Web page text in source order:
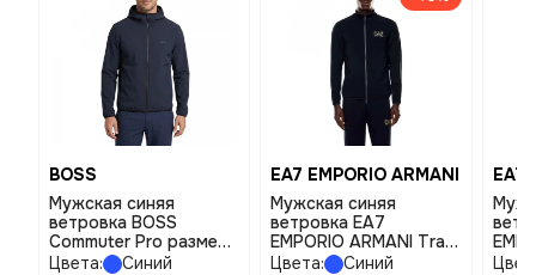
BOSS
Мужская синяя
ветровка BOSS
Commuter Pro размер
m
Цвета:
Синий
EA7 EMPORIO ARMANI
Мужская синяя
ветровка EA7
EMPORIO ARMANI Train
Gold Label размер s
Цвета:
Синий
EA7
Gold